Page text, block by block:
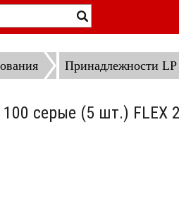
Принадлежности
серые (5 шт.) FLEX